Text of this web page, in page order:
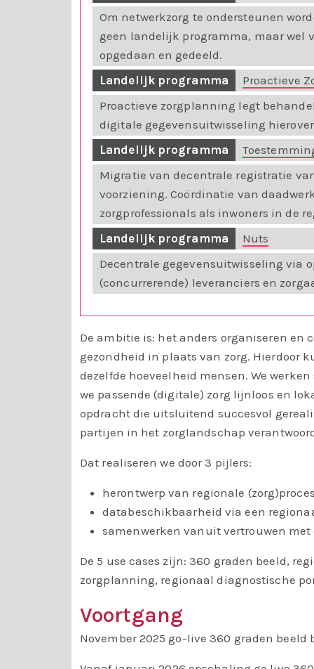
Om netwerkzorg te ondersteunen
geen landelijk programma, maar wel
opgedaan en gedeeld.
Landelijk programma
Proactieve
Proactieve zorgplanning legt
digitale gegevensuitwisseling
Landelijk programma
Migratie van decentrale registratie
voorziening. Coördinatie van
zorgprofessionals als inwoners in de
Landelijk programma
Nuts
Decentrale gegevensuitwisseling via
(concurrerende) leveranciers en
De ambitie is: het anders organiseren en
gezondheid in plaats van zorg. Hierdoor
dezelfde hoeveelheid mensen. We
we passende (digitale) zorg lijnloos en
opdracht die uitsluitend succesvol
partijen in het zorglandschap
Dat realiseren we door 3 pijlers:
herontwerp van regionale
databeschikbaarheid via een
samenwerken vanuit vertrouwen
De 5 use cases zijn: 360 graden beeld,
zorgplanning, regionaal diagnostische
Voortgang
November 2025 go-live 360 graden